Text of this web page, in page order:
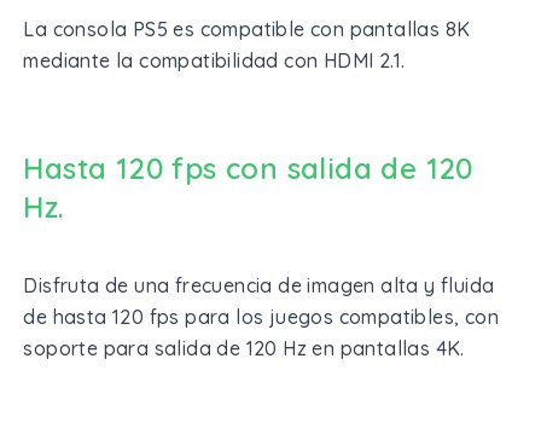
La consola PS5 es compatible con pantallas 8K
mediante la compatibilidad con HDMI 2.1.
Hasta 120 fps con salida de 120
Hz.
Disfruta de una frecuencia de imagen alta y fluida
de hasta 120 fps para los juegos compatibles, con
soporte para salida de 120 Hz en pantallas 4K.